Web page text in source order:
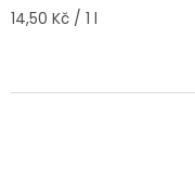
Měrná
14,50 Kč / 1 l